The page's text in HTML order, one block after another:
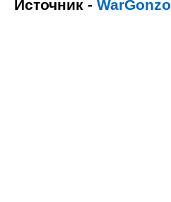
Источник - WarGonzo